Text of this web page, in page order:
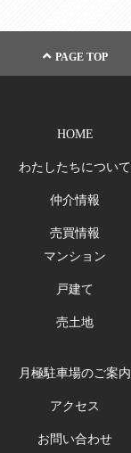
PAGE TOP
HOME
わたしたちについて
仲介情報
売買情報
マンション
戸建て
売土地
月極駐車場のご案内
アクセス
お問い合わせ